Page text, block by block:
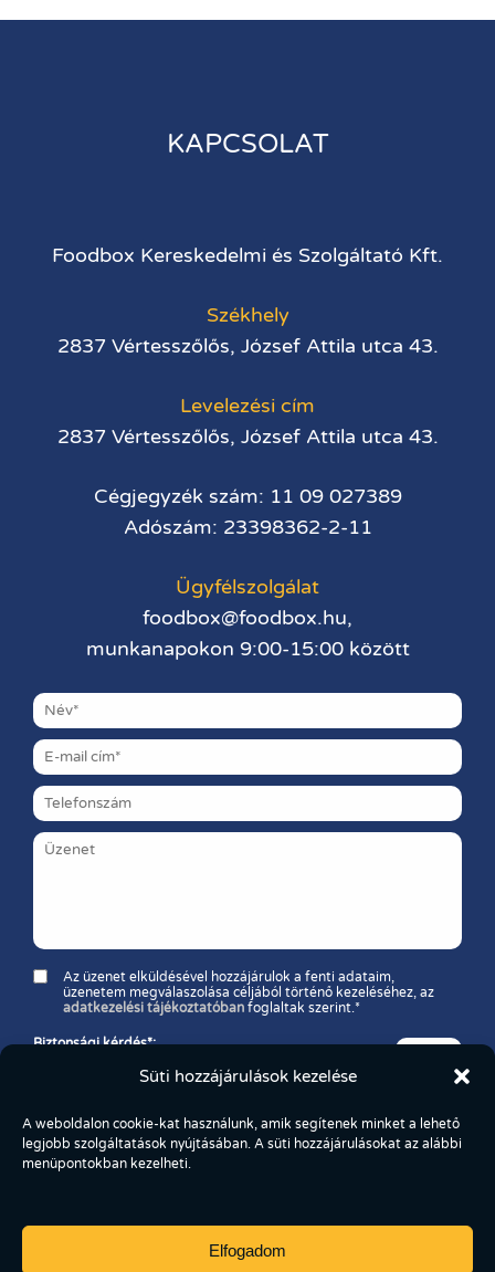
Süti hozzájárulások kezelése
A weboldalon cookie-kat használunk, amik segítenek minket a lehető
legjobb szolgáltatások nyújtásában. A süti hozzájárulásokat az alábbi
menüpontokban kezelheti.
Elfogadom
KAPCSOLAT
Foodbox Kereskedelmi és Szolgáltató Kft.
Székhely
2837 Vértesszőlős, József Attila utca 43.
Levelezési cím
2837 Vértesszőlős, József Attila utca 43.
Cégjegyzék szám: 11 09 027389
Adószám: 23398362-2-11
Ügyfélszolgálat
foodbox@foodbox.hu,
munkanapokon 9:00-15:00 között
Az üzenet elküldésével hozzájárulok a fenti adataim,
üzenetem megválaszolása céljából történő kezeléséhez, az
adatkezelési tájékoztatóbanfoglaltak szerint.*
Biztonsági kérdés*:
Copyright © 2026 FoodBox Kereskedelmi és